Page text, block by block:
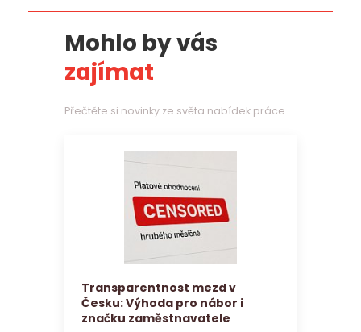
Mohlo by vás
zajímat
Přečtěte si novinky ze světa nabídek práce
Transparentnost mezd v
Česku: Výhoda pro nábor i
značku zaměstnavatele